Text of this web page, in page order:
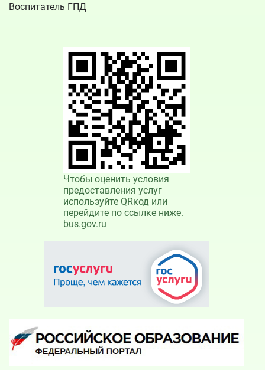
Воспитатель ГПД
Чтобы оценить условия
предоставления услуг
используйте QRкод или
перейдите по ссылке ниже.
bus.gov.ru